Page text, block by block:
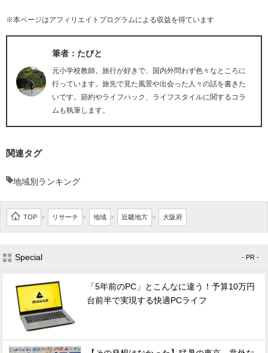
※本ページはアフィリエイトプログラムによる収益を得ています
筆者：たびと
元小学校教師。旅行が好きで、国内外問わず色々なところに
行っています。旅先で見た風景や出会った人々の話を書きた
いです。節約やライフハック、ライフスタイルに関するコラ
ムも執筆します。
関連タグ
地域別ランキング
TOP > リサーチ > 地域 > 近畿地方 > 大阪府
Special - PR -
「5年前のPC」とこんなに違う！予算10万円
台前半で実現する快適PCライフ